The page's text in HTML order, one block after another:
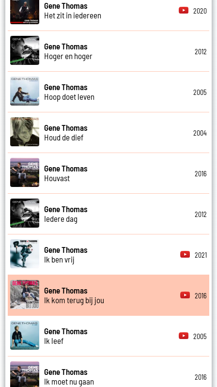
Gene Thomas
Het zit in iedereen
2020
Gene Thomas
Hoger en hoger
2012
Gene Thomas
Hoop doet leven
2005
Gene Thomas
Houd de dief
2004
Gene Thomas
Houvast
2016
Gene Thomas
Iedere dag
2012
Gene Thomas
Ik ben vrij
2021
Gene Thomas
Ik kom terug bij jou
2016
Gene Thomas
Ik leef
2005
Gene Thomas
Ik moet nu gaan
2016